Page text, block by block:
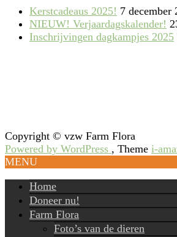
Kerstcadeaus 2025! 7 december
NIEUW! Verjaardagskalender!
Inschrijvingen dagkampjes 2025
Copyright © vzw Farm Flora
Powered by WordPress , Theme i-
MENU
Home
Doneer nu!
Farm Flora
Foto’s van de dieren